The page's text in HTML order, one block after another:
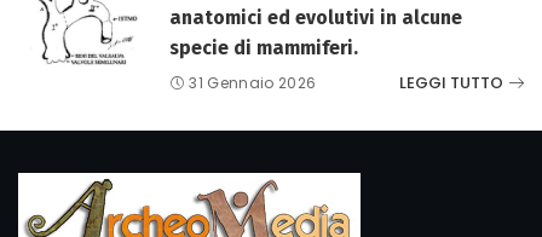
anatomici ed evolutivi in alcune
specie di mammiferi.
31 Gennaio 2026 LEGGI TUTTO